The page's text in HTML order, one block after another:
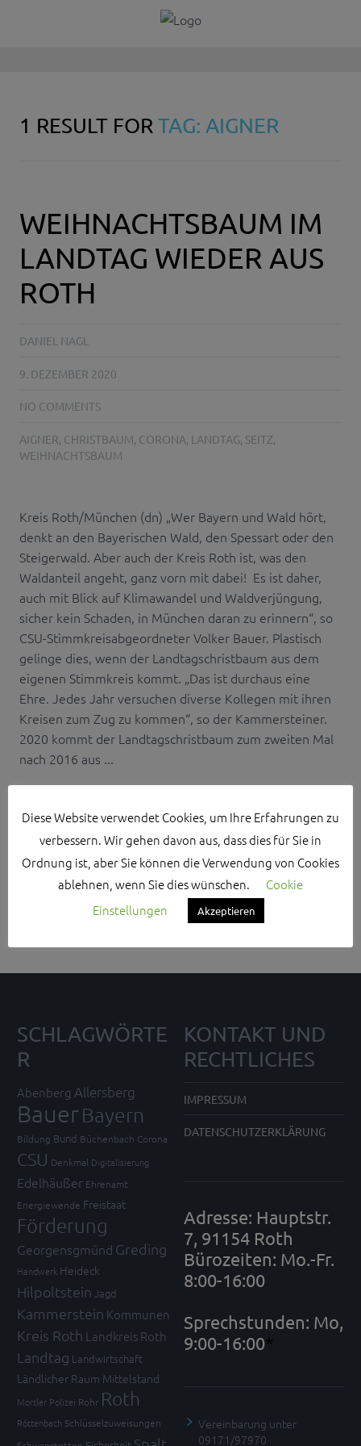
1 RESULT FORTAG: AIGNER
WEIHNACHTSBAUM IM
LANDTAG WIEDER AUS
ROTH
DANIEL NAGL
9. DEZEMBER 2020
NO COMMENTS
AIGNER, CHRISTBAUM, CORONA, LANDTAG, SEITZ,
WEIHNACHTSBAUM
Kreis Roth/München (dn) „Wer Bayern und Wald hört,
denkt an den Bayerischen Wald, den Spessart oder den
Steigerwald. Aber auch der Kreis Roth ist, was den
Waldanteil angeht, ganz vorn mit dabei! Es ist daher,
auch mit Blick auf Klimawandel und Waldverjüngung,
sicher kein Schaden, in München daran zu erinnern“, so
CSU-Stimmkreisabgeordneter Volker Bauer. Plastisch
gelinge dies, wenn der Landtagschristbaum aus dem
eigenen Stimmkreis kommt. „Das ist durchaus eine
Ehre. Jedes Jahr versuchen diverse Kollegen mit ihren
Kreisen zum Zug zu kommen“, so der Kammersteiner.
2020 kommt der Landtagschristbaum zum zweiten Mal
nach 2016 aus ...
Search Sidebar Widget Area
Please login and add some widgets to this widget area.
SCHLAGWÖRTE
R
Abenberg Allersberg
Bauer Bayern
Bildung Bund Büchenbach Corona
CSU Denkmal Digitalisierung
Edelhäußer Ehrenamt
Energiewende Freistaat
Förderung
Georgensgmünd Greding
Handwerk Heideck
Hilpoltstein Jagd
Kammerstein Kommunen
Kreis Roth Landkreis Roth
Landtag Landwirtschaft
Ländlicher Raum Mittelstand
Mortler Polizei Rohr Roth
Röttenbach Schlüsselzuweisungen
KONTAKT UND
RECHTLICHES
IMPRESSUM
DATENSCHUTZERKLÄRUNG
Adresse: Hauptstr.
7, 91154 Roth
Bürozeiten: Mo.-Fr.
8:00-16:00
Sprechstunden: Mo,
9:00-16:00*
Vereinbarung unter
09171/97970
Diese Website verwendet Cookies, um Ihre Erfahrungen zu
verbessern. Wir gehen davon aus, dass dies für Sie in
Ordnung ist, aber Sie können die Verwendung von Cookies
ablehnen, wenn Sie dies wünschen.
Cookie
Einstellungen
Akzeptieren